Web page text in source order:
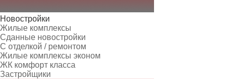
Новостройки
Жилые комплексы
Сданные новостройки
С отделкой / ремонтом
Жилые комплексы эконом
ЖК комфорт класса
Застройщики